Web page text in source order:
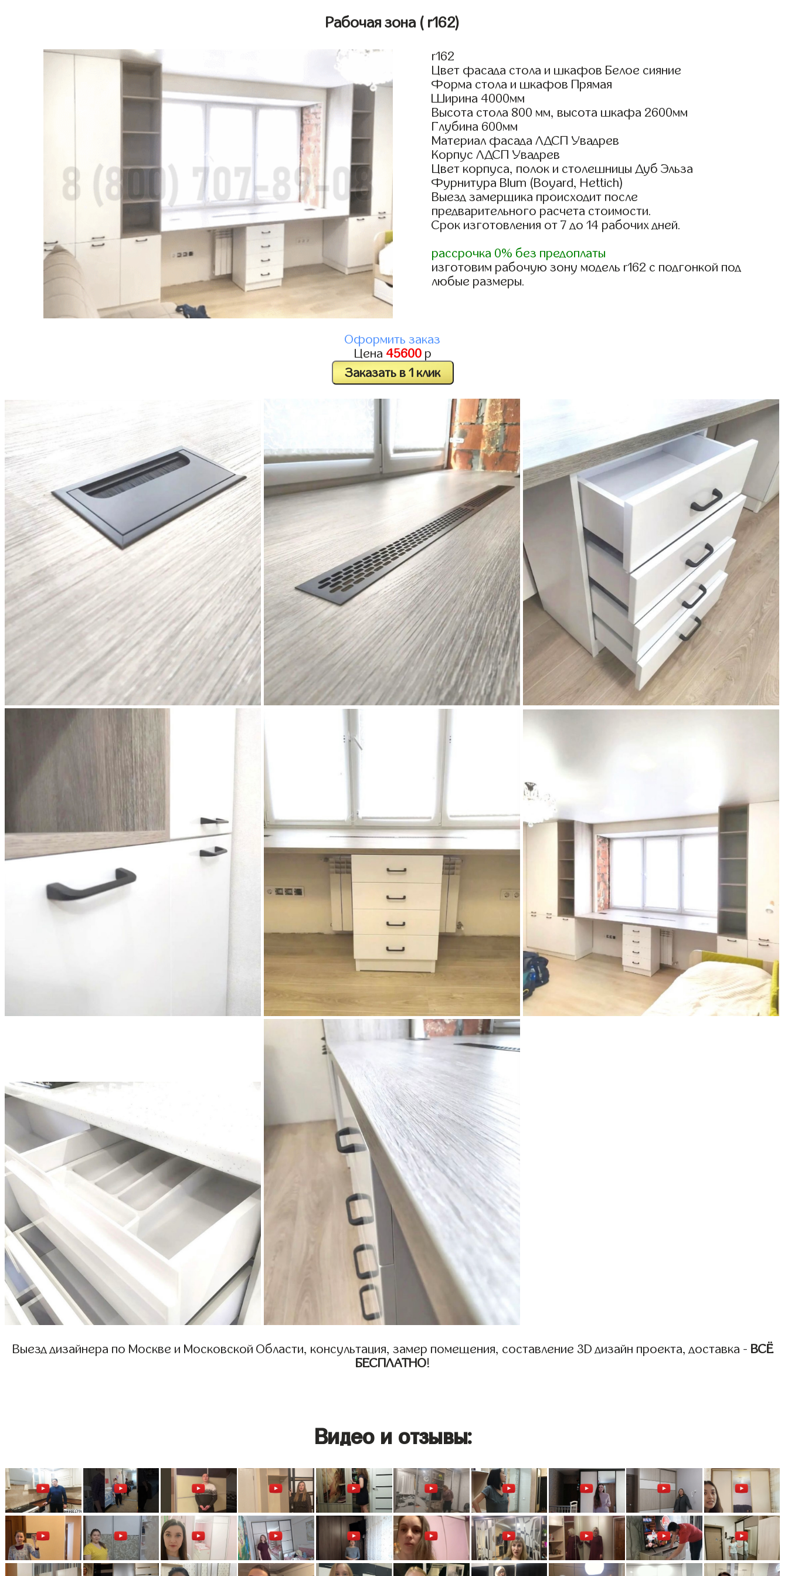
Рабочая зона ( r162)
r162
Цвет фасада стола и шкафов Белое сияние
Форма стола и шкафов Прямая
Ширина 4000мм
Высота стола 800 мм, высота шкафа 2600мм
Глубина 600мм
Материал фасада ЛДСП Увадрев
Корпус ЛДСП Увадрев
Цвет корпуса, полок и столешницы Дуб Эльза
Фурнитура Blum (Boyard, Hettich)
Выезд замерщика происходит после
предварительного расчета стоимости.
Срок изготовления от 7 до 14 рабочих дней.
рассрочка 0% без предоплаты
изготовим рабочую зону модель r162 с подгонкой под
любые размеры.
Оформить заказ
Цена 45600р
Заказать в 1 клик
Выезд дизайнера по Москве и Московской Области, консультация, замер помещения, составление 3D дизайн проекта, доставка - ВСЁ
БЕСПЛАТНО!
Видео и отзывы: